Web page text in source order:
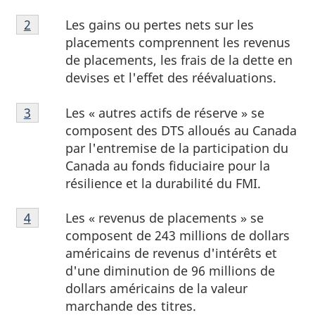
Note
de
2
Les gains ou pertes nets sur les
placements comprennent les revenus
de placements, les frais de la dette en
devises et l'effet des réévaluations.
Retour à laréférence de la note de bas de page
2
Note
de
Les « autres actifs de réserve » se
composent des DTS alloués au Canada
par l'entremise de la participation du
Canada au fonds fiduciaire pour la
résilience et la durabilité du FMI.
Retour à la référence de la note de bas de page
3
Note
de
Les « revenus de placements » se
composent de 243 millions de dollars
américains de revenus d'intérêts et
d'une diminution de 96 millions de
dollars américains de la valeur
marchande des titres.
Retour à la référence de la note de bas de page
4